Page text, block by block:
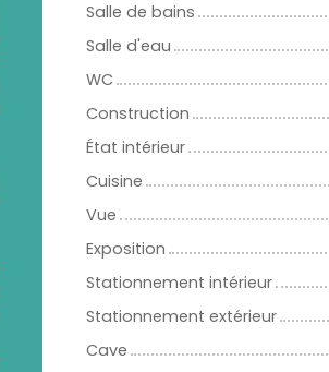
Salle de bains
Salle d'eau
WC
Construction
État intérieur
Cuisine
Vue
Exposition
Stationnement intérieur
Stationnement extérieur
Cave